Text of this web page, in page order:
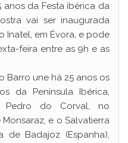
anos da Festa ibérica da
vai ser inaugurada
Inatel, em Évora, e pode
feira entre as 9h e as
Barro une há 25 anos os
da Península Ibérica,
Pedro do Corval, no
e o Salvatierra
de Badajoz (Espanha),